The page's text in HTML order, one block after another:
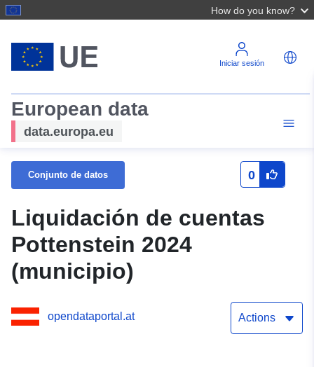
How do you know?
Iniciar sesión
European data
data.europa.eu
Conjunto de datos 0
Liquidación de cuentas
Pottenstein 2024
(municipio)
opendataportal.at Actions